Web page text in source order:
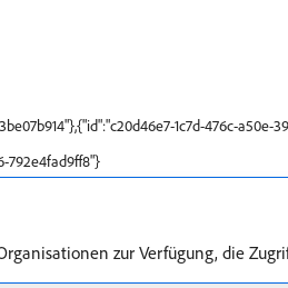
1c7d-476c-a50e-
792e4fad9ff8"}
zur Verfügung, die